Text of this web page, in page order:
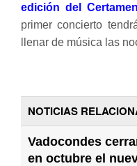
edición del
primer concierto
llenar de música las
NOTICIAS
Vadocondes
en octubre el